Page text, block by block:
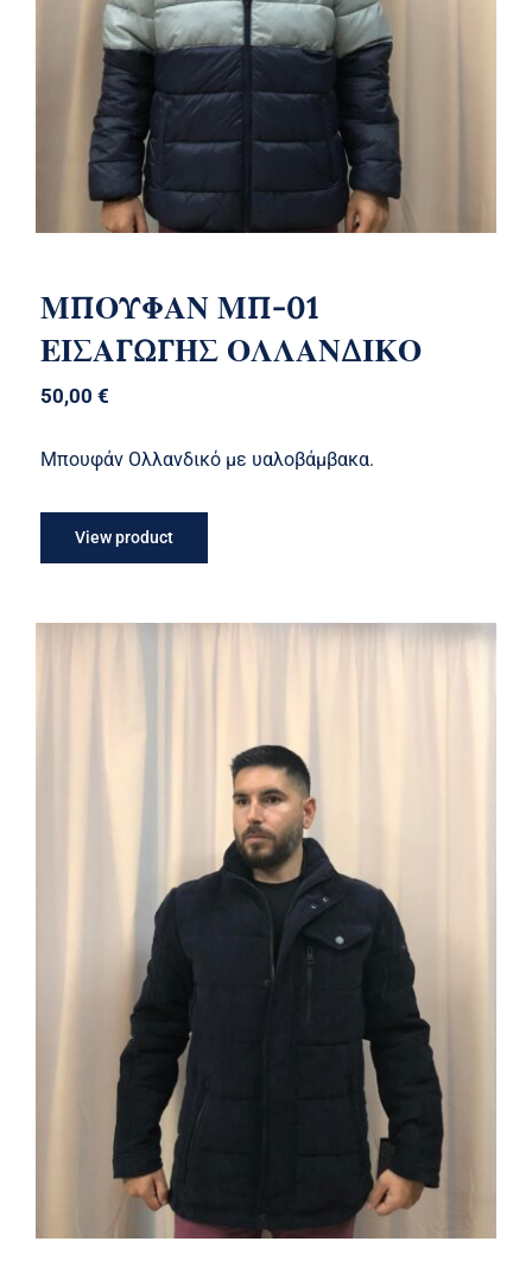
ΜΠΟΥΦΑΝ ΜΠ-01
ΕΙΣΑΓΩΓΗΣ ΟΛΛΑΝΔΙΚΟ
50,00€
Μπουφάν Ολλανδικό με υαλοβάμβακα.
View product
ΜΠΟΥΦΑΝ MΠ-02 ΜΠΟΥΦΑΝ
ΟΛΛΑΝΔΙΚΗΣ ΠΡΟΕΛΕΥΣΗΣ